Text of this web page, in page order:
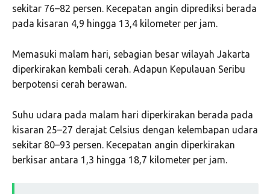
sekitar 76–82 persen. Kecepatan angin diprediksi berada
pada kisaran 4,9 hingga 13,4 kilometer per jam.
Memasuki malam hari, sebagian besar wilayah Jakarta
diperkirakan kembali cerah. Adapun Kepulauan Seribu
berpotensi cerah berawan.
Suhu udara pada malam hari diperkirakan berada pada
kisaran 25–27 derajat Celsius dengan kelembapan udara
sekitar 80–93 persen. Kecepatan angin diperkirakan
berkisar antara 1,3 hingga 18,7 kilometer per jam.